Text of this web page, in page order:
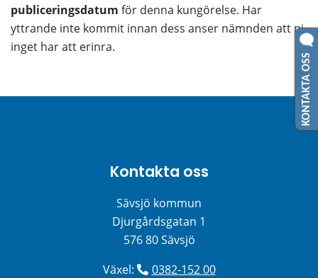
publiceringsdatum för denna kungörelse. Har
yttrande inte kommit innan dess anser nämnden att ni
inget har att erinra.
Kontakta oss
Sävsjö kommun
Djurgårdsgatan 1
576 80 Sävsjö
Växel:
0382-152 00
KONTAKTA OSS